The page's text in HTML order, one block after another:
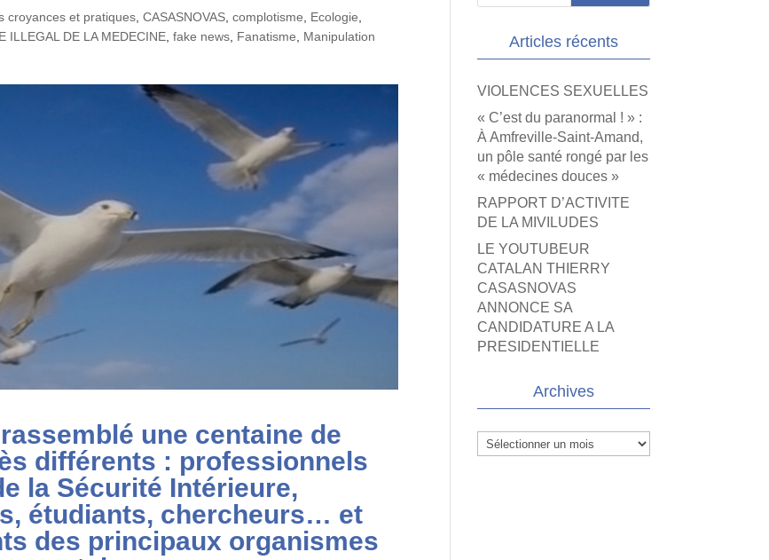
croyances et pratiques ,CASASNOVAS ,complotisme Ecologie
ILLEGAL DE LA MEDECINE ,fake news Fanatisme
Manipulation
une centaine de
différents : professionnels
la Sécurité Intérieure,
étudiants, chercheurs… et
des principaux organismes
Articles récents
VIOLENCES SEXUELLES
« C’est du paranormal ! » :
À Amfreville-Saint-Amand,
un pôle santé rongé par les
« médecines douces »
RAPPORT D’ACTIVITE
DE LA MIVILUDES
LE YOUTUBEUR
CATALAN THIERRY
CASASNOVAS
ANNONCE SA
CANDIDATURE A LA
PRESIDENTIELLE
Archives
Archives